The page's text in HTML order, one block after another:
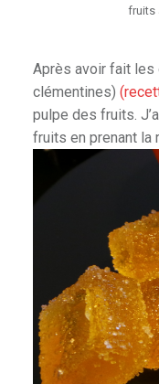
fruits
Après avoir fait les
clémentines)
pulpe des fruits.
fruits en prenant la